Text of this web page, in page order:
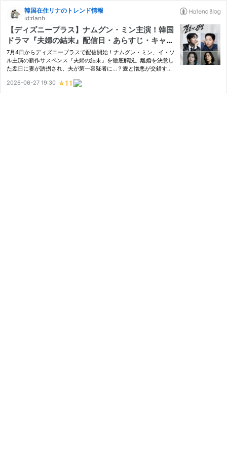
韓国在住リナのトレンド情報
id:rlanh
【ディズニープラス】ナムグン・ミン主演！韓国
ドラマ『夫婦の結末』配信日・あらすじ・キャス
ト紹介
7月4日からディズニープラスで配信開始！ナムグン・ミン、イ・ソ
ル主演の新作サスペンス『夫婦の結末』を徹底解説。離婚を決意し
た翌日に妻が誘拐され、夫が第一容疑者に…？愛と憎悪が交錯する
します！
2026-06-27 19:30